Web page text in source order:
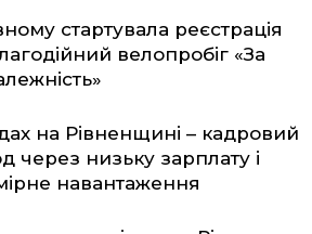
стартувала реєстрація
велопробіг «За
на Рівненщині – кадровий
через низьку зарплату і
навантаження